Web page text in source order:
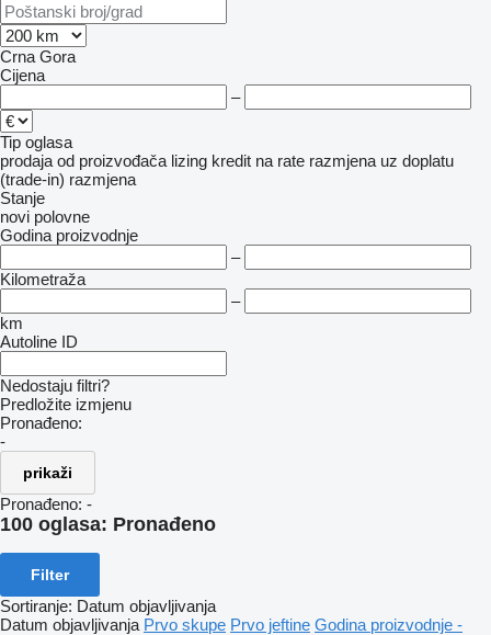
Crna Gora
Cijena
–
Tip oglasa
prodaja od proizvođača lizing kredit na rate razmjena uz doplatu
(trade-in) razmjena
Stanje
novi polovne
Godina proizvodnje
–
Kilometraža
–
km
Autoline ID
Nedostaju filtri?
Predložite izmjenu
Pronađeno:
-
prikaži
Pronađeno: -
100 oglasa: Pronađeno
Filter
Sortiranje: Datum objavljivanja
Datum objavljivanja Prvo skupe Prvo jeftine Godina proizvodnje -